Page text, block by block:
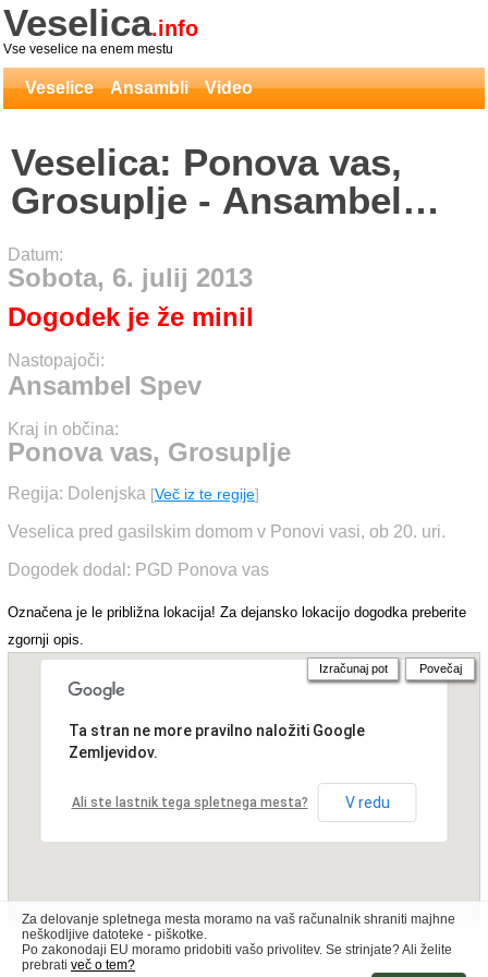
Veselica.info
Vse veselice na enem mestu
Veselice Ansambli Video
Veselica: Ponova vas,
Grosuplje - Ansambel
Spev
Datum:
Sobota, 6. julij 2013
Dogodek je že minil
Nastopajoči:
Ansambel Spev
Kraj in občina:
Ponova vas, Grosuplje
Regija: Dolenjska [Več iz te regije]
Veselica pred gasilskim domom v Ponovi vasi, ob 20. uri.
Dogodek dodal: PGD Ponova vas
Označena je le približna lokacija! Za dejansko lokacijo dogodka preberite
zgornji opis.
Ta stran ne more pravilno naložiti Google
Zemljevidov.
Ali ste lastnik tega spletnega mesta? V redu
Izračunaj pot Povečaj
Za delovanje spletnega mesta moramo na vaš računalnik shraniti majhne
neškodljive datoteke - piškotke.
Po zakonodaji EU moramo pridobiti vašo privolitev. Se strinjate? Ali želite
prebrati več o tem?